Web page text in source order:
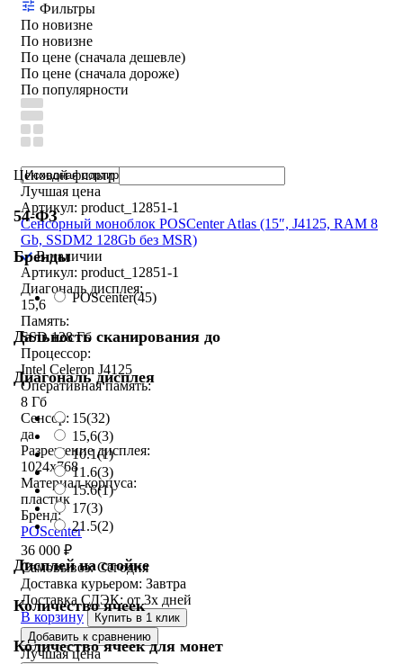
Фильтры
По новизне
По новизне
По цене (сначала дешевле)
По цене (сначала дороже)
По популярности
Ценовой фильтр
54-ФЗ
Бренды
POScenter(45)
Дальность сканирования до
Диагональ дисплея
15(32)
15,6(3)
10.1(1)
11.6(3)
15.6(1)
17(3)
21.5(2)
Дисплей на стойке
Количество ячеек
Количество ячеек для монет
Лучшая цена
Артикул: product_12851-1
Сенсорный моноблок POSCenter Atlas (15″, J4125, RAM 8
Gb, SSDM2 128Gb без MSR)
В наличии
Артикул: product_12851-1
Диагональ дисплея:
15,6
Память:
SSD 128 Гб
Процессор:
Intel Celeron J4125
Оперативная память:
8 Гб
Сенсор:
да
Разрешение дисплея:
1024x768
Материал корпуса:
пластик
Бренд:
POScenter
36 000 ₽
Самовывоз:Сегодня
Доставка курьером: Завтра
Доставка СДЭК: от 3х дней
В корзину
Купить в 1 клик
Добавить к сравнению
Лучшая цена